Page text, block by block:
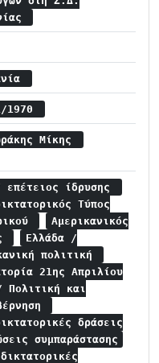
1970
Μίκης
ίδρυσης
Τύπος
Αμερικανικός
Ελλάδα /
πολιτική
21ης Απριλίου
Πολιτική και
δράσεις
συμπαράστασης